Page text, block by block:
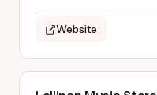
Website